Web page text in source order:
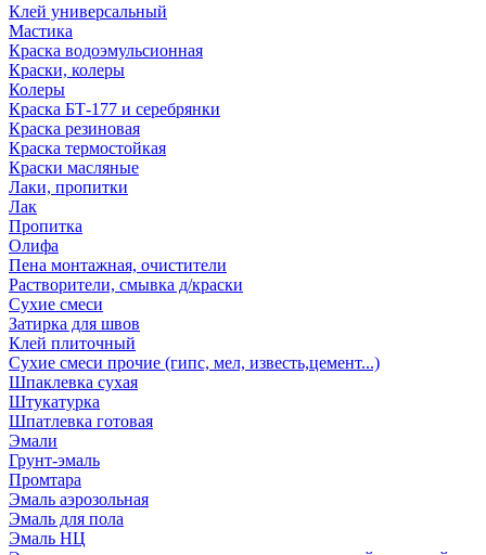
Клей универсальный
Мастика
Краска водоэмульсионная
Краски, колеры
Колеры
Краска БТ-177 и серебрянки
Краска резиновая
Краска термостойкая
Краски масляные
Лаки, пропитки
Лак
Пропитка
Олифа
Пена монтажная, очистители
Растворители, смывка д/краски
Сухие смеси
Затирка для швов
Клей плиточный
Сухие смеси прочие (гипс, мел, известь,цемент...)
Шпаклевка сухая
Штукатурка
Шпатлевка готовая
Эмали
Грунт-эмаль
Промтара
Эмаль аэрозольная
Эмаль для пола
Эмаль НЦ